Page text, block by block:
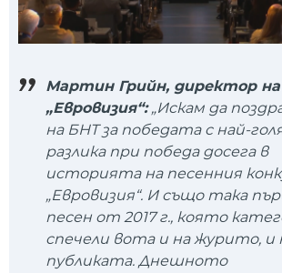
Мартин Грийн, директор на
„Евровизия“:„Искам да
на БНТ за победата с най-
разлика при победа досега в
историята на песенния
„Евровизия“. И също така
песен от 2017 г., която
спечели вота и на журито, и
публиката. Днешното